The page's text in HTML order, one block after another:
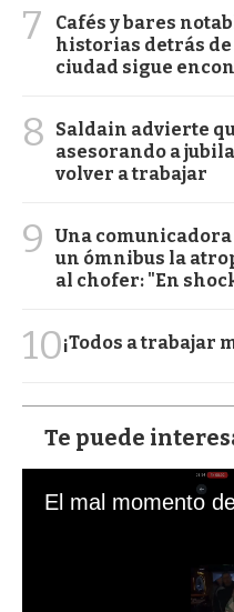
7
Cafés y bares
historias detrás
ciudad sigue
8
Saldain advierte
asesorando a
volver a trabajar
9
Una comunicadora
un ómnibus la
al chofer: "En
10¡Todos a trabajar
Te puede